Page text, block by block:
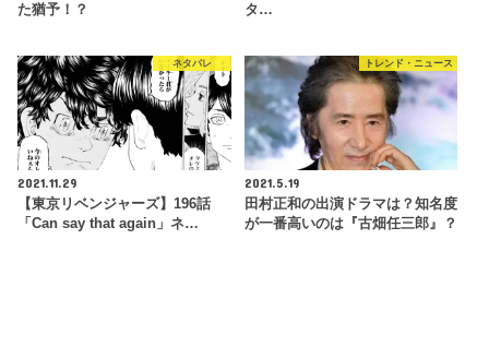
た猶予！？
タ…
ネタバレ
2021.11.29
【東京リベンジャーズ】196話
「Can say that again」ネ…
トレンド・ニュース
2021.5.19
田村正和の出演ドラマは？知名度
が一番高いのは『古畑任三郎』？